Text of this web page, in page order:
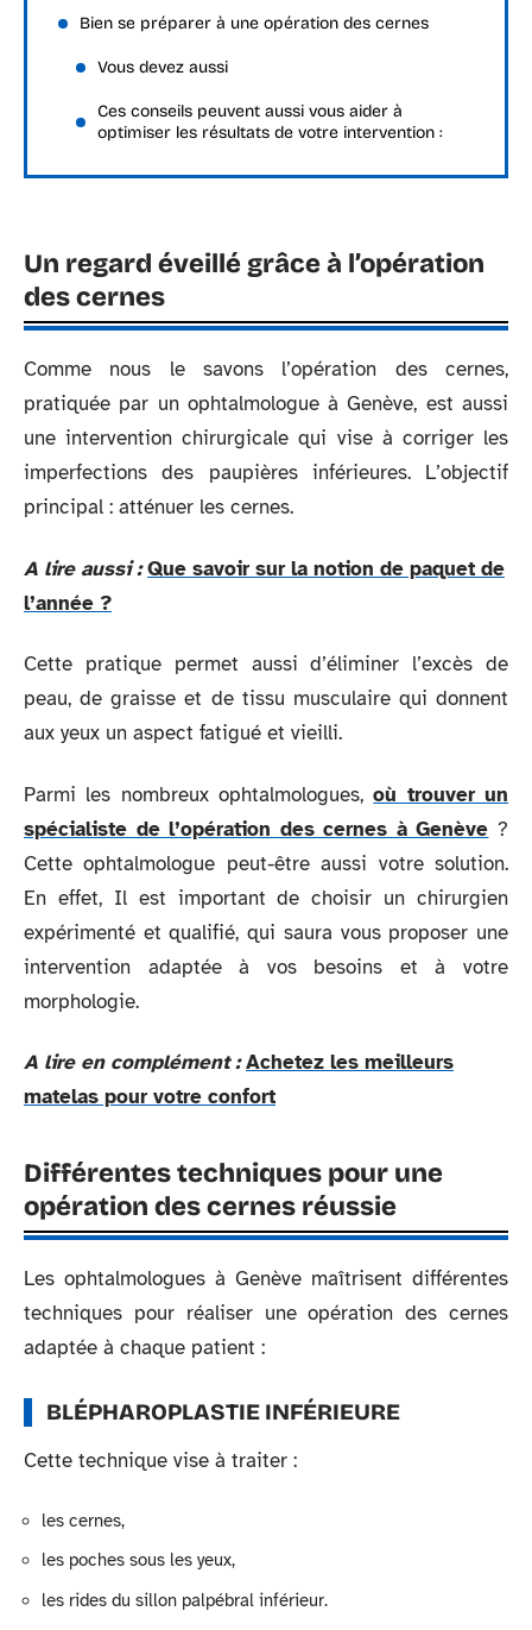
Bien se préparer à une opération des cernes
Vous devez aussi
Ces conseils peuvent aussi vous aider à
optimiser les résultats de votre intervention :
Un regard éveillé grâce à l’opération
des cernes
Comme nous le savons l’opération des cernes,
pratiquée par un ophtalmologue à Genève, est aussi
une intervention chirurgicale qui vise à corriger les
imperfections des paupières inférieures. L’objectif
principal : atténuer les cernes.
A lire aussi : Que savoir sur la notion de paquet de
l’année ?
Cette pratique permet aussi d’éliminer l’excès de
peau, de graisse et de tissu musculaire qui donnent
aux yeux un aspect fatigué et vieilli.
Parmi les nombreux ophtalmologues,où trouver un
spécialiste de l’opération des cernes à Genève ?
Cette ophtalmologue peut-être aussi votre solution.
En effet, Il est important de choisir un chirurgien
expérimenté et qualifié, qui saura vous proposer une
intervention adaptée à vos besoins et à votre
morphologie.
A lire en complément : Achetez les meilleurs
matelas pour votre confort
Différentes techniques pour une
opération des cernes réussie
Les ophtalmologues à Genève maîtrisent différentes
techniques pour réaliser une opération des cernes
adaptée à chaque patient :
BLÉPHAROPLASTIE INFÉRIEURE
Cette technique vise à traiter :
les cernes,
les poches sous les yeux,
les rides du sillon palpébral inférieur.